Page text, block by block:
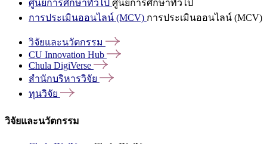
ศูนย์การศึกษาทั่วไป ศูนย์การศึกษาทั่วไป
การประเมินออนไลน์ (MCV) การประเมินออนไลน์ (MCV)
วิจัยและนวัตกรรม
CU Innovation Hub
Chula DigiVerse
สำนักบริหารวิจัย
ทุนวิจัย
วิจัยและนวัตกรรม